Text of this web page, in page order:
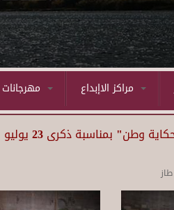
بمناسبة ذكرى 23 يوليو